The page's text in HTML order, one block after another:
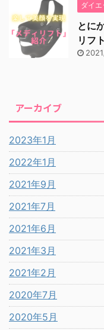
ダイ
とに
リフト
アーカイブ
2023年1月
2022年1月
2021年9月
2021年7月
2021年6月
2021年3月
2021年2月
2020年7月
2020年5月